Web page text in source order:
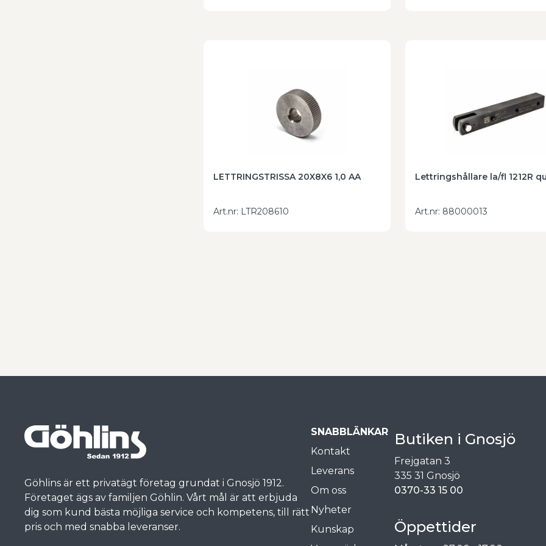
LETTRINGSTRISSA 20X8X6 1,0 AA
Art.nr: LTR208610
Lettringshållare la/fl 1212R
Art.nr: 88000013
Göhlins är ett privatägt företag grundat i Gnosjö 1912.
Företaget ägs av familjen Göhlin. Vårt mål är att erbjuda
dig som kund bästa möjliga service och kompetens, till rätt
pris och med snabba leveranser.
SNABBLÄNKAR
Kontakt
Leverans
Om oss
Nyheter
Kunskap
Butiken i Gnosjö
Frejgatan 3
335 31 Gnosjö
0370-33 15 00
Öppettider